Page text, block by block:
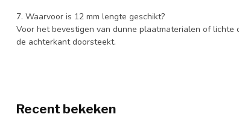
7. Waarvoor is 12 mm lengte geschikt?
Voor het bevestigen van dunne plaatmaterialen of
de achterkant doorsteekt.
Recent bekeken